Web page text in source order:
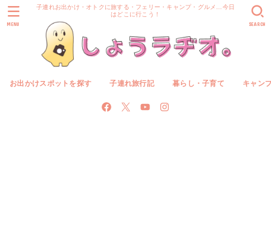
子連れお出かけ・オトクに旅する・フェリー・キャンプ・グルメ…今日
はどこに行こう！
お出かけスポットを探す 子連れ旅行記 暮らし・子育て キャン
SEARCH
MENU